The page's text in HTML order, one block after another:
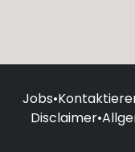
Jobs•
Disclaimer•